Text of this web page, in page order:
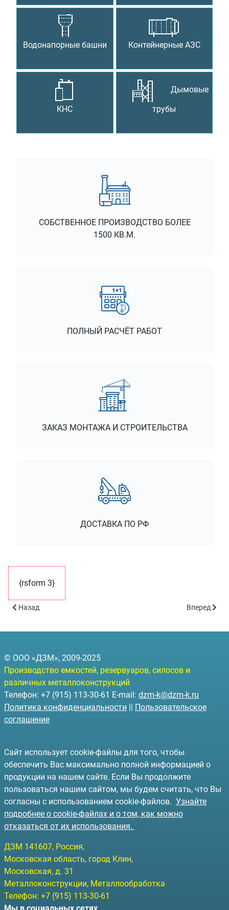
Водонапорные башни Контейнерные АЗС
КНС
Дымовые
трубы
СОБСТВЕННОЕ ПРОИЗВОДСТВО БОЛЕЕ
1500 КВ.М.
ПОЛНЫЙ РАСЧЁТ РАБОТ
ЗАКАЗ МОНТАЖА И СТРОИТЕЛЬСТВА
ДОСТАВКА ПО РФ
{rsform 3}
Предыдущий: Опросный лист для резервуаров
Назад Вперед
© ООО «ДЗМ», 2009-2025
Производство емкостей, резервуаров, силосов и
различных металлоконструкций
Телефон: +7 (915) 113-30-61 E-mail: dzm-k@dzm-k.ru
Политика конфиденциальности || Пользовательское
соглашение
Сайт использует cookie-файлы для того, чтобы
обеспечить Вас максимально полной информацией о
продукции на нашем сайте. Если Вы продолжите
пользоваться нашим сайтом, мы будем считать, что Вы
согласны с использованием cookie-файлов. Узнайте
подробнее о cookie-файлах и о том, как можно
отказаться от их использования.
ДЗМ 141607, Россия,
Московская область, город Клин,
Московская, д. 31
Металлоконструкции, Металлообработка
Телефон: +7 (915) 113-30-61